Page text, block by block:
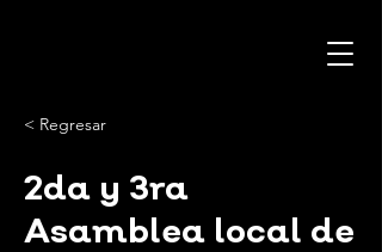
< Regresar
2da y 3ra
Asamblea local de